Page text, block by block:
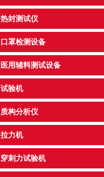
热封测试仪
口罩检测设备
医用辅料测试设备
试验机
质构分析仪
拉力机
穿刺力试验机